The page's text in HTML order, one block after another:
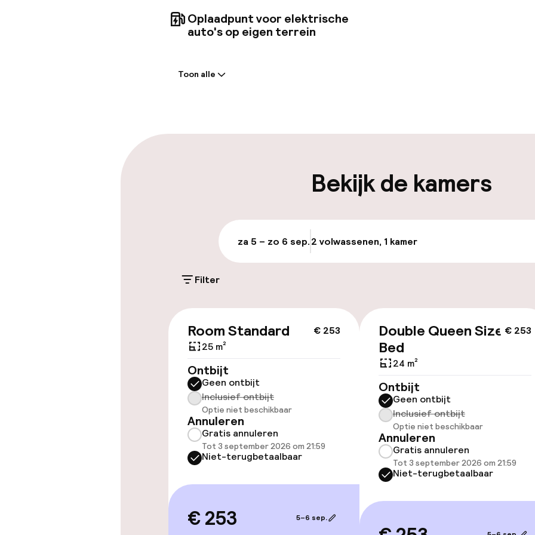
Oplaadpunt voor elektrische
auto's op eigen terrein
Parkeergelegenheid op eigen
Mogelijk extra kosten
Parkeergelegenheid op eigen
terrein (binnen)
Gratis parkeren
Openbaar parkeren
Oplaadpunt
Fietsverhuur
Toegankelijkheid
Overal rolstoeltoegankelijk
Lift
Spacentrum
Fitnessruimte /
Toon alle
Bekijk de kamers
za 5 – zo 6 sep.2 volwassenen, 1 kamer
Filter
€ 253
Room Standard
25 m²
Ontbijt
Geen ontbijt
Inclusief ontbijt
Optie niet beschikbaar
Annuleren
Gratis annuleren
Tot 3 september 2026 om 21:59
Niet-terugbetaalbaar
€ 253 5–6 sep.
€ 253
Double Queen Size
Bed
24 m²
Ontbijt
Geen ontbijt
Inclusief ontbijt
Optie niet beschikbaar
Annuleren
Gratis annuleren
Tot 3 september 2026 om 21:59
Niet-terugbetaalbaar